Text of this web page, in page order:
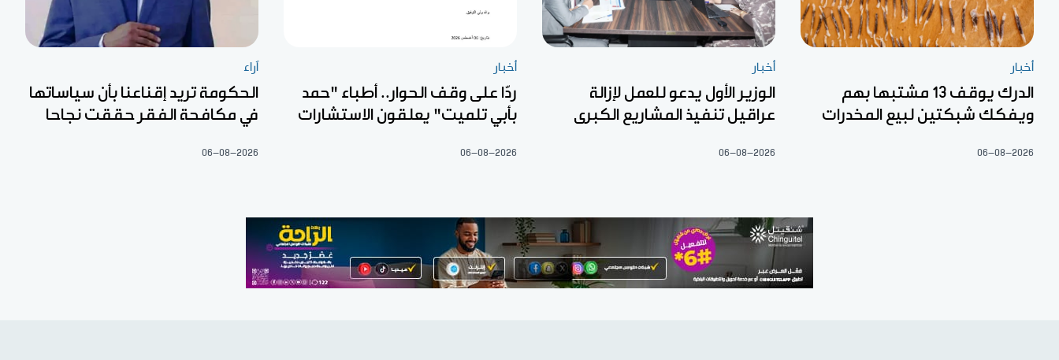
أخبار
الدرك يوقف 13 مشتبها بهم
ويفكك شبكتين لبيع المخدرات
06-08-2026
أخبار
الوزير الأول يدعو للعمل لإزالة
عراقيل تنفيذ المشاريع الكبرى
06-08-2026
أخبار
ردّا على وقف الحوار.. أطباء "حمد
بأبي تلميت" يعلقون الاستشارات
06-08-2026
آراء
الحكومة تريد إقناعنا بأن سياساتها
في مكافحة الفقر حققت نجاحا
06-08-2026